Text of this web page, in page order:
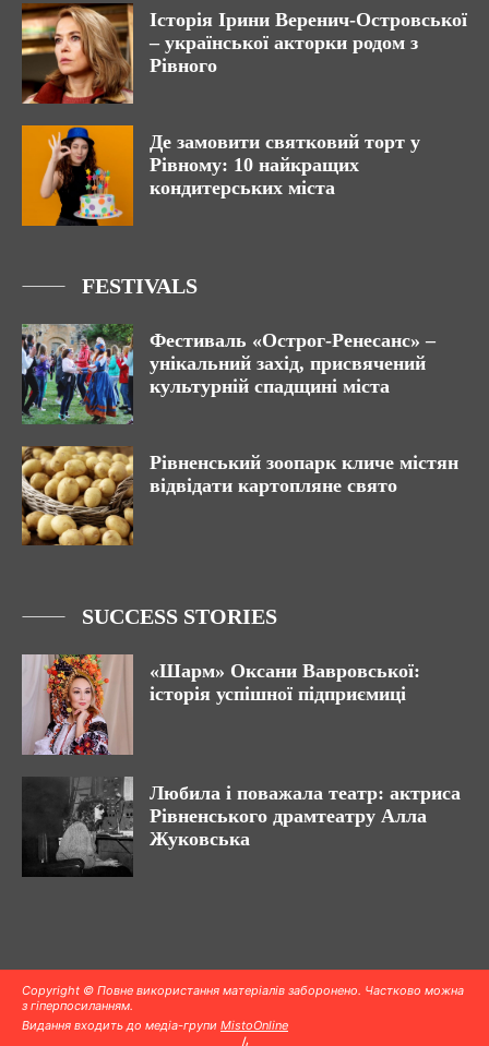
Історія Ірини Веренич-Островської
– української акторки родом з
Рівного
Де замовити святковий торт у
Рівному: 10 найкращих
кондитерських міста
FESTIVALS
Фестиваль «Острог-Ренесанс» –
унікальний захід, присвячений
культурній спадщині міста
Рівненський зоопарк кличе містян
відвідати картопляне свято
SUCCESS STORIES
«Шарм» Оксани Вавровської:
історія успішної підприємиці
Любила і поважала театр: актриса
Рівненського драмтеатру Алла
Жуковська
Copyright © Повне використання матеріалів заборонено. Частково можна
з гіперпосиланням.
Видання входить до медіа-групи MistoOnline